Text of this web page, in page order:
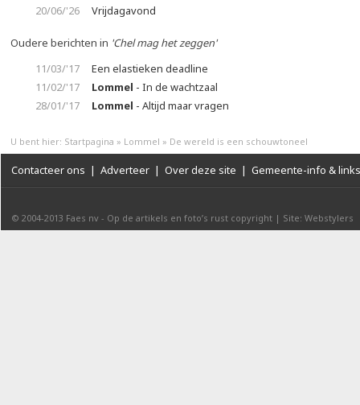
20/06/'26
Vrijdagavond
Oudere berichten in 'Chel mag het zeggen'
11/03/'17
Een elastieken deadline
11/02/'17
Lommel - In de wachtzaal
28/01/'17
Lommel - Altijd maar vragen
U bent hier: Startpagina » Lommel » De wereld is een schouwtoneel
Contacteer ons | Adverteer | Over deze site | Gemeente-info & links
© 2004-2013 Faes nv - Op de artikels en foto’s rust copyright | Site: Webstylers